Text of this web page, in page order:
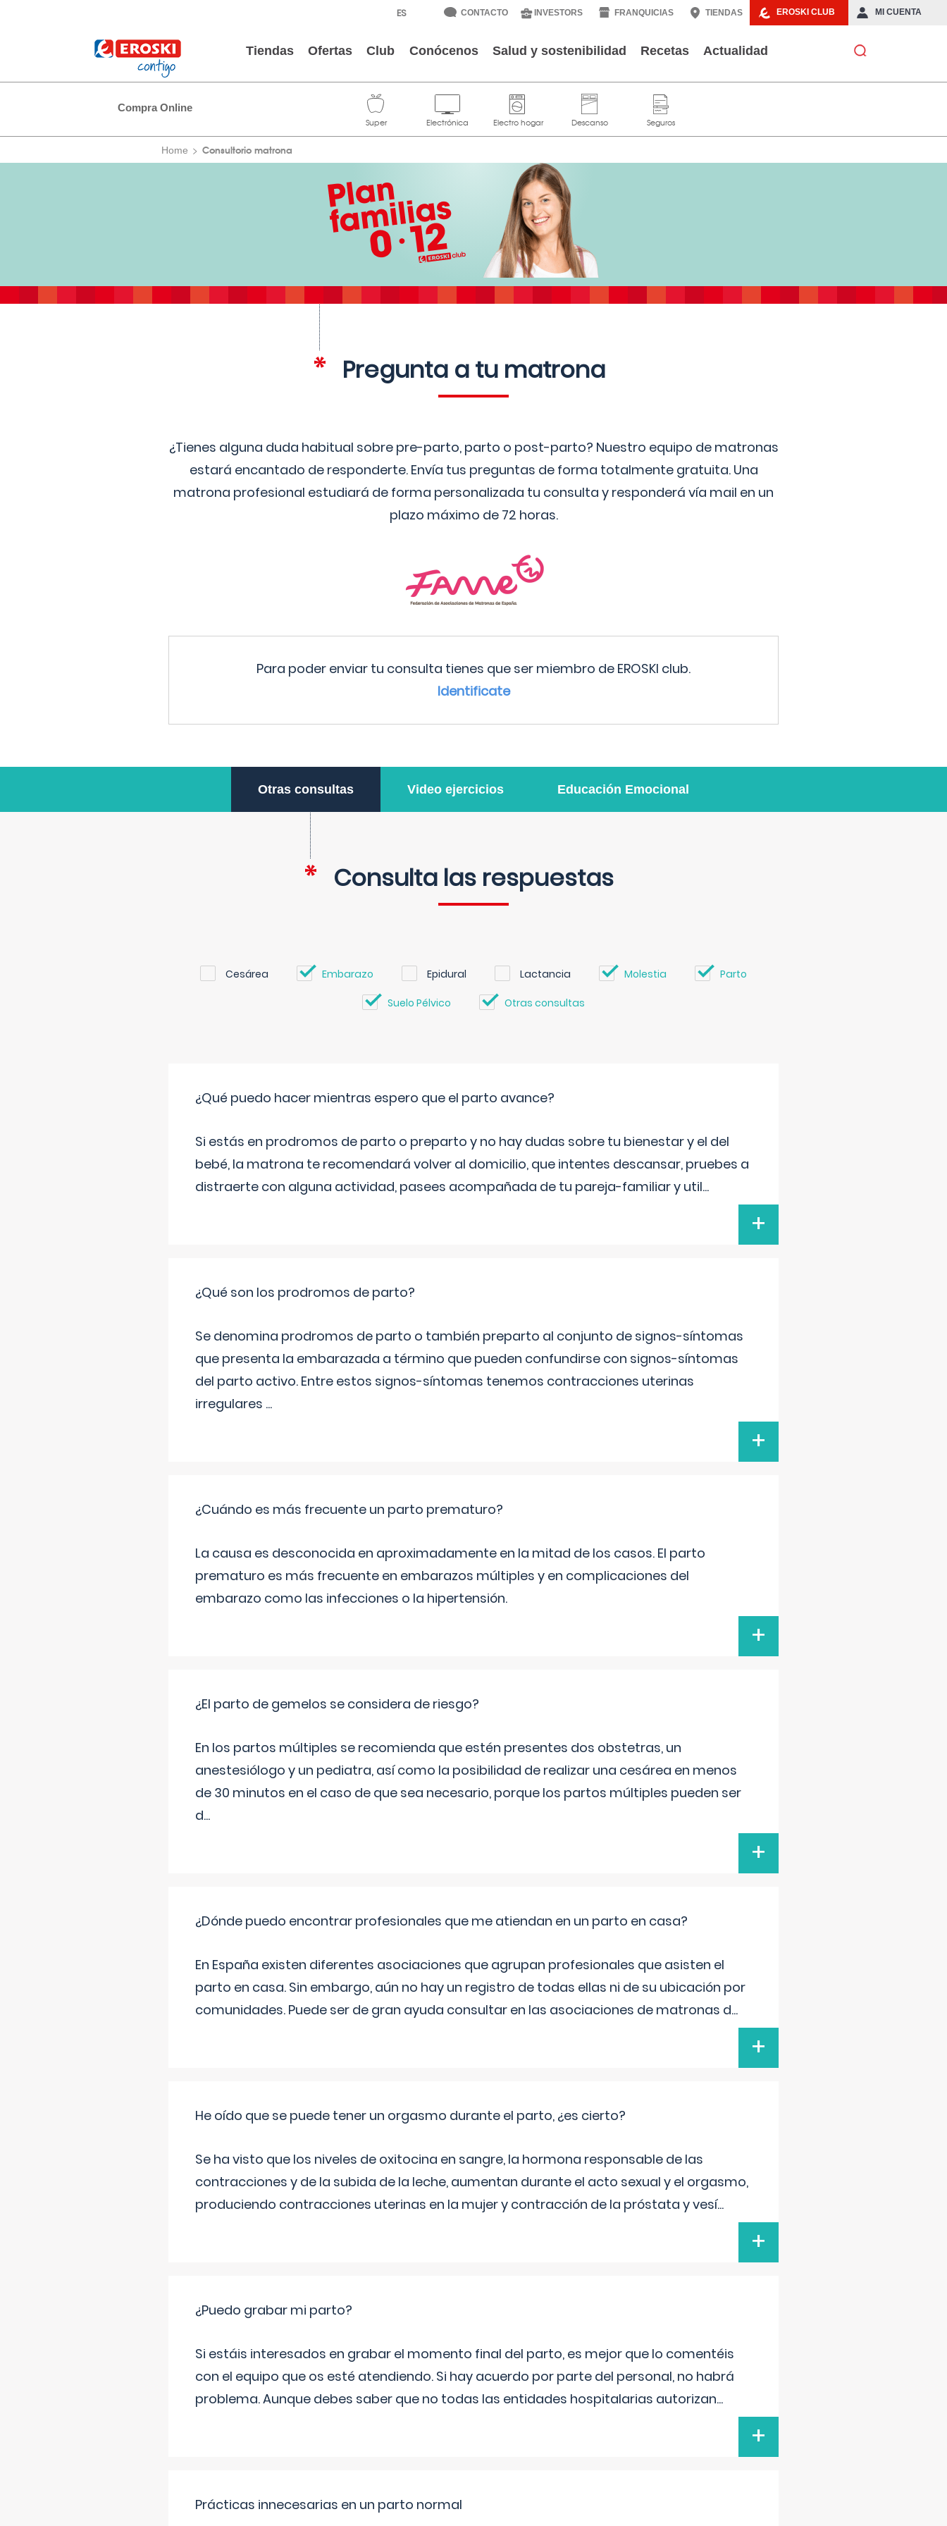
EROSKI CLUB MI CUENTA
CONTACTO INVESTORS FRANQUICIAS TIENDAS
Tiendas Ofertas Club Conócenos Salud y sostenibilidad Recetas Actualidad
Compra Online
Home Consultorio matrona
Pregunta a tu matrona
¿Tienes alguna duda habitual sobre pre-parto, parto o post-parto? Nuestro equipo de matronas
estará encantado de responderte. Envía tus preguntas de forma totalmente gratuita. Una
matrona profesional estudiará de forma personalizada tu consulta y responderá vía mail en un
plazo máximo de 72 horas.
Para poder enviar tu consulta tienes que ser miembro de EROSKI club.
Identificate
Otras consultas Video ejercicios Educación Emocional
Consulta las respuestas
Cesárea Embarazo Epidural Lactancia Molestia Parto
Suelo Pélvico Otras consultas
¿Qué puedo hacer mientras espero que el parto avance?
Si estás en prodromos de parto o preparto y no hay dudas sobre tu bienestar y el del
bebé, la matrona te recomendará volver al domicilio, que intentes descansar, pruebes a
distraerte con alguna actividad, pasees acompañada de tu pareja-familiar y util...
+
¿Qué son los prodromos de parto?
Se denomina prodromos de parto o también preparto al conjunto de signos-síntomas
que presenta la embarazada a término que pueden confundirse con signos-síntomas
del parto activo. Entre estos signos-síntomas tenemos contracciones uterinas
irregulares ...
+
¿Cuándo es más frecuente un parto prematuro?
La causa es desconocida en aproximadamente en la mitad de los casos. El parto
prematuro es más frecuente en embarazos múltiples y en complicaciones del
embarazo como las infecciones o la hipertensión.
+
¿El parto de gemelos se considera de riesgo?
En los partos múltiples se recomienda que estén presentes dos obstetras, un
anestesiólogo y un pediatra, así como la posibilidad de realizar una cesárea en menos
de 30 minutos en el caso de que sea necesario, porque los partos múltiples pueden ser
d...
+
¿Dónde puedo encontrar profesionales que me atiendan en un parto en casa?
En España existen diferentes asociaciones que agrupan profesionales que asisten el
parto en casa. Sin embargo, aún no hay un registro de todas ellas ni de su ubicación por
comunidades. Puede ser de gran ayuda consultar en las asociaciones de matronas d...
+
He oído que se puede tener un orgasmo durante el parto, ¿es cierto?
Se ha visto que los niveles de oxitocina en sangre, la hormona responsable de las
contracciones y de la subida de la leche, aumentan durante el acto sexual y el orgasmo,
produciendo contracciones uterinas en la mujer y contracción de la próstata y vesí...
+
¿Puedo grabar mi parto?
Si estáis interesados en grabar el momento final del parto, es mejor que lo comentéis
con el equipo que os esté atendiendo. Si hay acuerdo por parte del personal, no habrá
problema. Aunque debes saber que no todas las entidades hospitalarias autorizan...
+
Prácticas innecesarias en un parto normal